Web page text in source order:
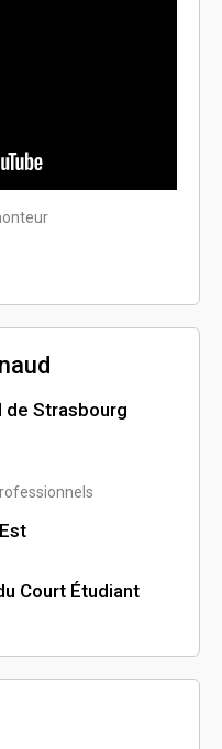
de Strasbourg
Court Étudiant